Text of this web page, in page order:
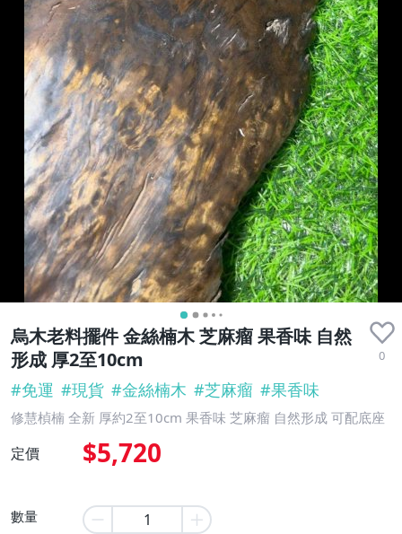
烏木老料擺件 金絲楠木 芝麻瘤 果香味 自然
形成 厚2至10cm
0
#免運 #現貨 #金絲楠木 #芝麻瘤 #果香味
修慧楨楠 全新 厚約2至10cm 果香味 芝麻瘤 自然形成 可配底座
定價 $5,720
數量